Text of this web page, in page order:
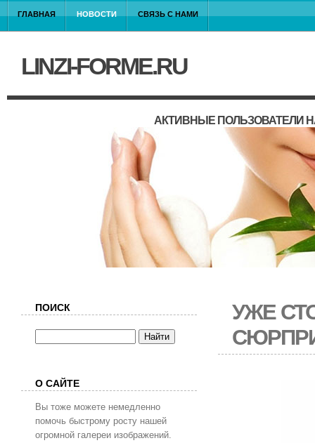
ГЛАВНАЯ НОВОСТИ СВЯЗЬ С НАМИ
LINZI-FORME.RU
АКТИВНЫЕ ПОЛЬЗОВАТЕЛИ
УЖЕ
ПОИСК
О САЙТЕ
Вы тоже можете немедленно
помочь быстрому росту нашей
огромной галереи изображений.